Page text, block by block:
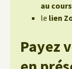
au
le lien
Payez